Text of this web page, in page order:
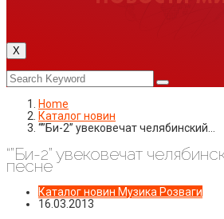
X
Home
Каталог новин
“”Би-2” увековечат челябинский…
“”Би-2” увековечат
песне
Каталог новин Музика Розваги
16.03.2013